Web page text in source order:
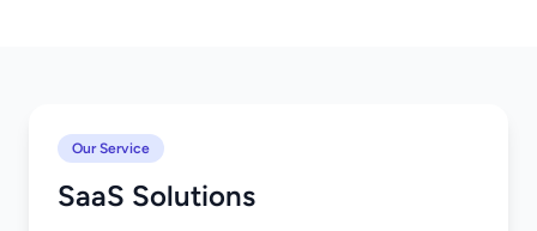
Our Service
SaaS Solutions